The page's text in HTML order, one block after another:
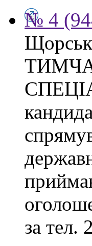
№ 4
за тел.